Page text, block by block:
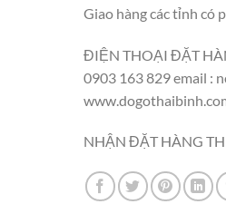
Giao hàng các tỉnh có
ĐIỆN THOẠI ĐẶT
0903 163 829 email :
NHẬN ĐẶT HÀNG